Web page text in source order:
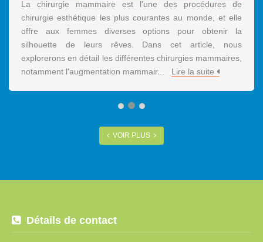
La chirurgie mammaire est l'une des procédures de
chirurgie esthétique les plus courantes au monde, et elle
offre aux femmes diverses options pour obtenir la
silhouette de leurs rêves. Dans cet article, nous
explorerons en détail les différentes chirurgies mammaires,
notamment l'augmentation mammair... Lire la suite
VOIR PLUS
Détails de contact